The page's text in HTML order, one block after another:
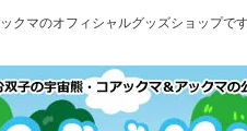
クマのオフィシャルグッズショップ